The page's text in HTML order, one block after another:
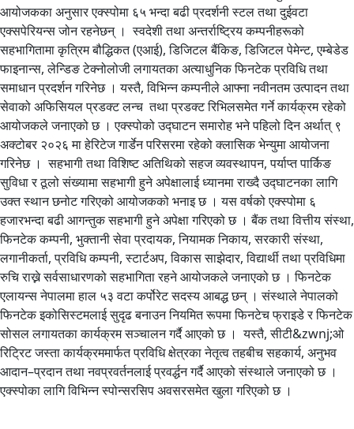
आयोजकका अनुसार एक्स्पोमा ६५ भन्दा बढी प्रदर्शनी स्टल तथा दुईवटा
एक्सपेरियन्स जोन रहनेछन् । स्वदेशी तथा अन्तर्राष्ट्रिय कम्पनीहरूको
सहभागितामा कृत्रिम बौद्धिकत (एआई), डिजिटल बैंकिङ, डिजिटल पेमेन्ट, एम्बेडेड
फाइनान्स, लेन्डिङ टेक्नोलोजी लगायतका अत्याधुनिक फिनटेक प्रविधि तथा
समाधान प्रदर्शन गरिनेछ । यस्तै, विभिन्न कम्पनीले आफ्ना नवीनतम उत्पादन तथा
सेवाको अफिसियल प्रडक्ट लन्च तथा प्रडक्ट रिभिलसमेत गर्ने कार्यक्रम रहेको
आयोजकले जनाएको छ । एक्स्पोको उद्घाटन समारोह भने पहिलो दिन अर्थात् ९
अक्टोबर २०२६ मा हेरिटेज गार्डेन परिसरमा रहेको क्लासिक भेन्युमा आयोजना
गरिनेछ । सहभागी तथा विशिष्ट अतिथिको सहज व्यवस्थापन, पर्याप्त पार्किङ
सुविधा र ठूलो संख्यामा सहभागी हुने अपेक्षालाई ध्यानमा राख्दै उद्घाटनका लागि
उक्त स्थान छनोट गरिएको आयोजकको भनाइ छ । यस वर्षको एक्स्पोमा ६
हजारभन्दा बढी आगन्तुक सहभागी हुने अपेक्षा गरिएको छ । बैंक तथा वित्तीय संस्था,
फिनटेक कम्पनी, भुक्तानी सेवा प्रदायक, नियामक निकाय, सरकारी संस्था,
लगानीकर्ता, प्रविधि कम्पनी, स्टार्टअप, विकास साझेदार, विद्यार्थी तथा प्रविधिमा
रुचि राख्ने सर्वसाधारणको सहभागिता रहने आयोजकले जनाएको छ । फिनटेक
एलायन्स नेपालमा हाल ५३ वटा कर्पोरेट सदस्य आबद्ध छन् । संस्थाले नेपालको
फिनटेक इकोसिस्टमलाई सुदृढ बनाउन नियमित रूपमा फिनटेच फ्राइडे र फिनटेक
सोसल लगायतका कार्यक्रम सञ्चालन गर्दै आएको छ । यस्तै, सीटी&zwnj;ओ
रिट्रिट जस्ता कार्यक्रममार्फत प्रविधि क्षेत्रका नेतृत्व तहबीच सहकार्य, अनुभव
आदान–प्रदान तथा नवप्रवर्तनलाई प्रवर्द्धन गर्दै आएको संस्थाले जनाएको छ ।
एक्स्पोका लागि विभिन्न स्पोन्सरसिप अवसरसमेत खुला गरिएको छ ।